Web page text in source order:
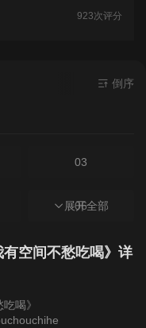
923次评分
倒序
03
06
09
展开全部
空间不愁吃喝》详
喝》